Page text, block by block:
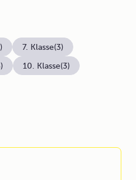
7. Klasse(3)
10. Klasse(3)